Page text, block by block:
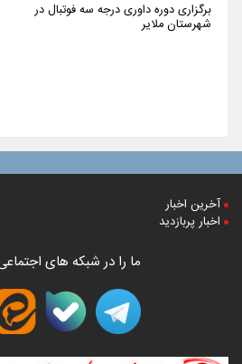
برگزاری دوره داوری درجه سه فوتبال در
شهرستان ملایر
آخرین اخبار
اخبار پربازدید
ما را در شبکه های